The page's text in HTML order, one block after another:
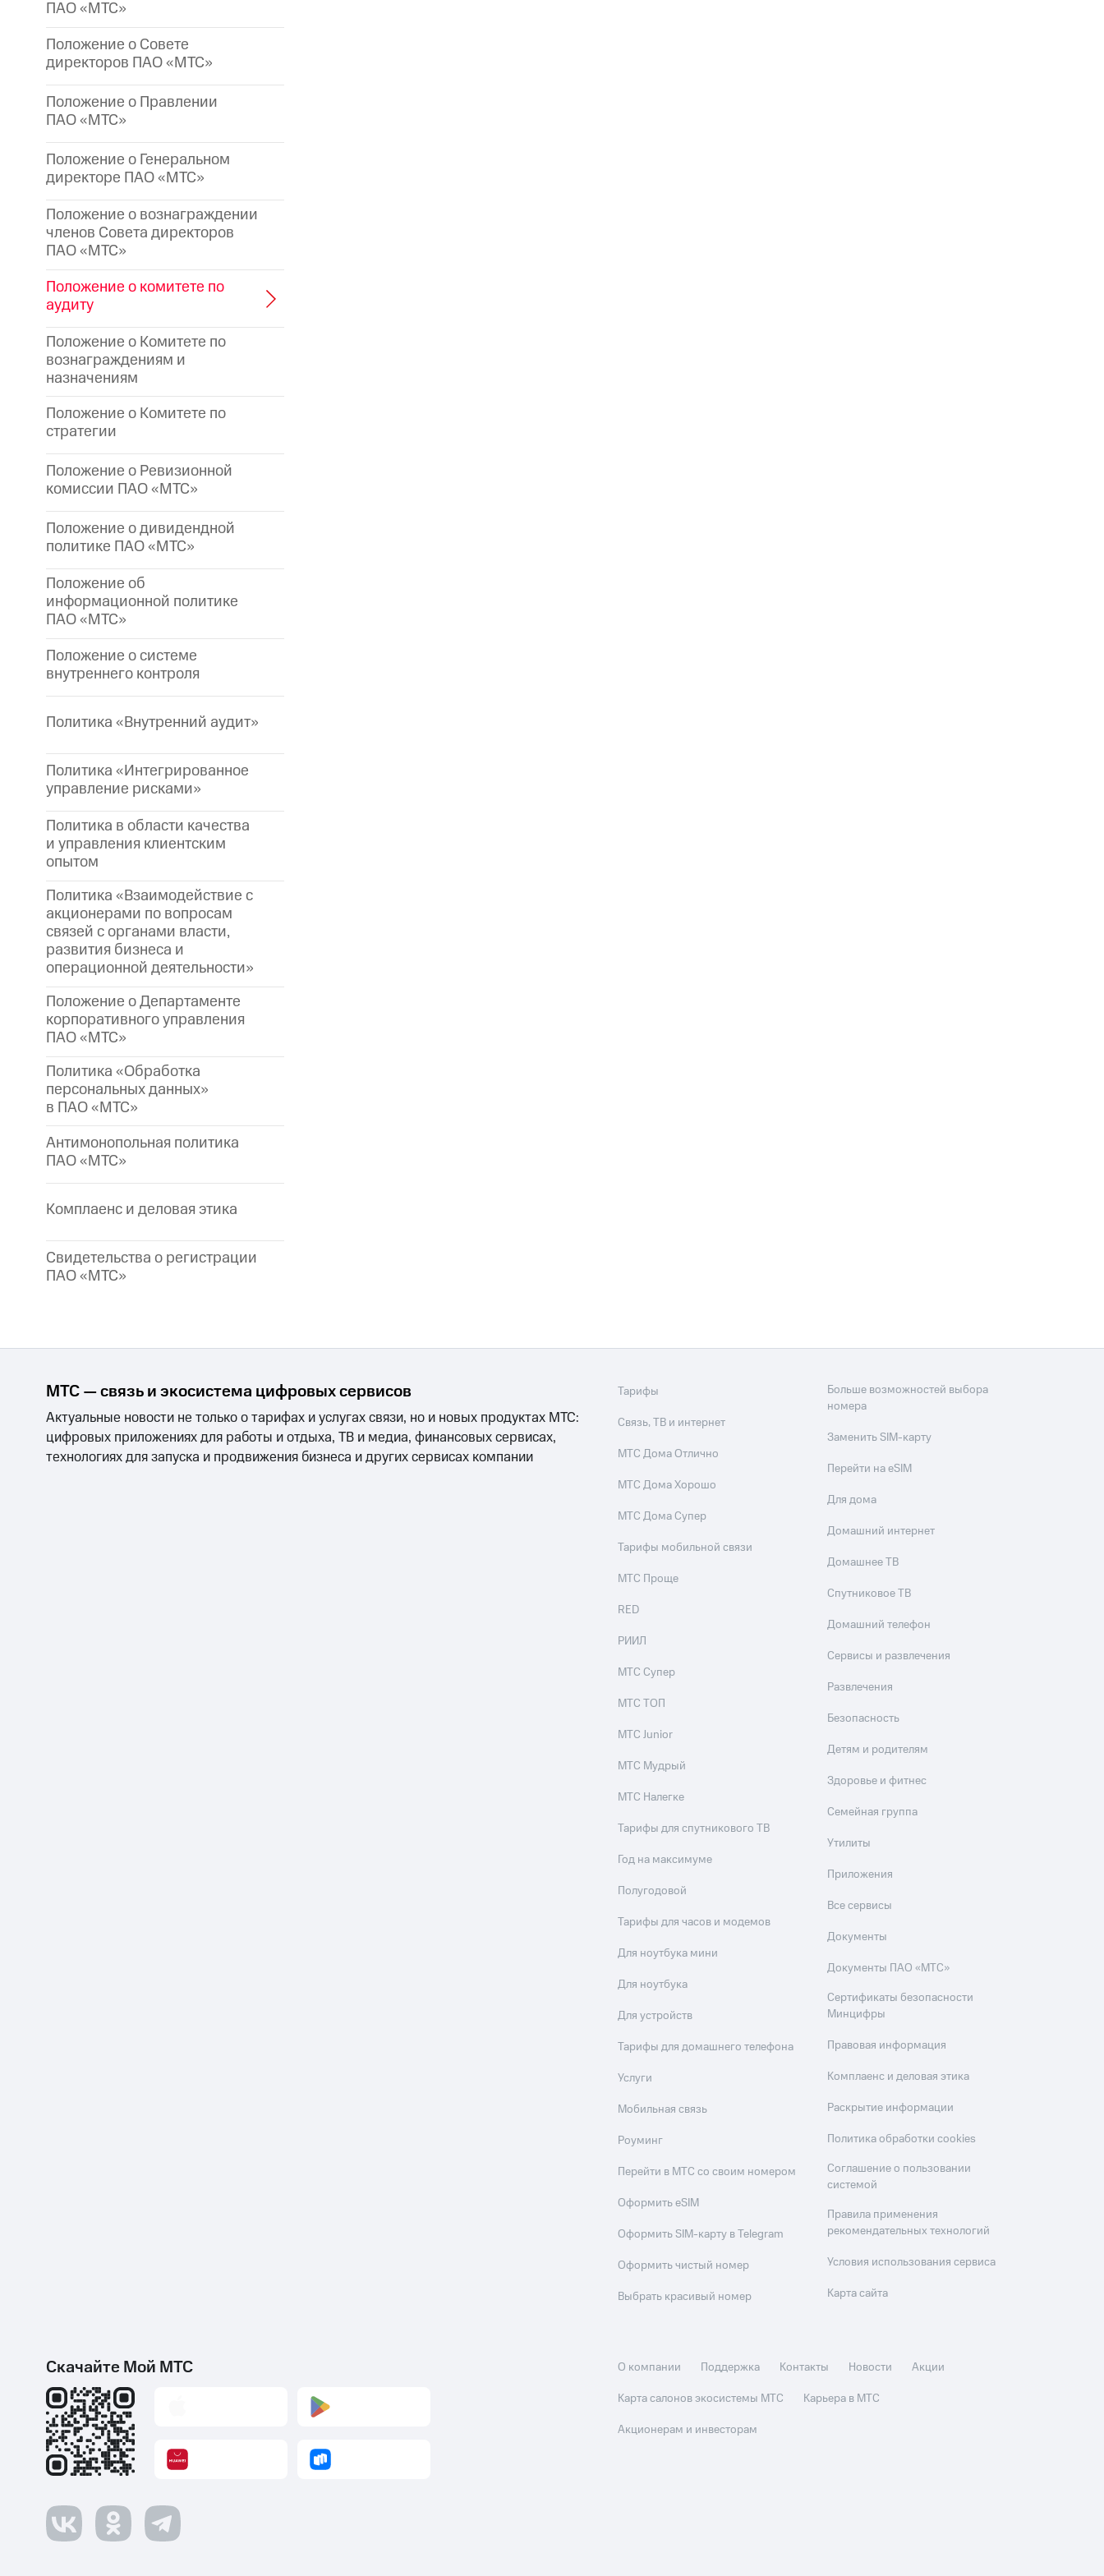
ПАО «МТС»
Положение о Совете
директоров ПАО «МТС»
Положение о Правлении
ПАО «МТС»
Положение о Генеральном
директоре ПАО «МТС»
Положение о вознаграждении
членов Совета директоров
ПАО «МТС»
Положение о комитете по
аудиту
Положение о Комитете по
вознаграждениям и
назначениям
Положение о Комитете по
стратегии
Положение о Ревизионной
комиссии ПАО «МТС»
Положение о дивидендной
политике ПАО «МТС»
Положение об
информационной политике
ПАО «МТС»
Положение о системе
внутреннего контроля
Политика «Внутренний аудит»
Политика «Интегрированное
управление рисками»
Политика в области качества
и управления клиентским
опытом
Политика «Взаимодействие с
акционерами по вопросам
связей с органами власти,
развития бизнеса и
операционной деятельности»
Положение о Департаменте
корпоративного управления
ПАО «МТС»
Политика «Обработка
персональных данных»
в ПАО «МТС»
Антимонопольная политика
ПАО «МТС»
Комплаенс и деловая этика
Свидетельства о регистрации
ПАО «МТС»
МТС — связь и экосистема цифровых сервисов
Актуальные новости не только о тарифах и услугах связи, но и новых продуктах МТС:
цифровых приложениях для работы и отдыха, ТВ и медиа, финансовых сервисах,
технологиях для запуска и продвижения бизнеса и других сервисах компании
Тарифы
Связь, ТВ и интернет
МТС Дома Отлично
МТС Дома Хорошо
МТС Дома Супер
Тарифы мобильной связи
МТС Проще
RED
РИИЛ
МТС Супер
МТС ТОП
МТС Junior
МТС Мудрый
МТС Налегке
Тарифы для спутникового ТВ
Год на максимуме
Полугодовой
Тарифы для часов и модемов
Для ноутбука мини
Для ноутбука
Для устройств
Тарифы для домашнего телефона
Услуги
Мобильная связь
Роуминг
Перейти в МТС со своим номером
Оформить eSIM
Оформить SIM-карту в Telegram
Оформить чистый номер
Выбрать красивый номер
Больше возможностей выбора
номера
Заменить SIM-карту
Перейти на eSIM
Для дома
Домашний интернет
Домашнее ТВ
Спутниковое ТВ
Домашний телефон
Сервисы и развлечения
Развлечения
Безопасность
Детям и родителям
Здоровье и фитнес
Семейная группа
Утилиты
Приложения
Все сервисы
Документы
Документы ПАО «МТС»
Сертификаты безопасности
Минцифры
Правовая информация
Комплаенс и деловая этика
Раскрытие информации
Политика обработки cookies
Соглашение о пользовании
системой
Правила применения
рекомендательных технологий
Условия использования сервиса
Карта сайта
Скачайте Мой МТС О компании Поддержка Контакты Новости
Акции
Карта салонов экосистемы МТС
Карьера в МТС
Акционерам и инвесторам